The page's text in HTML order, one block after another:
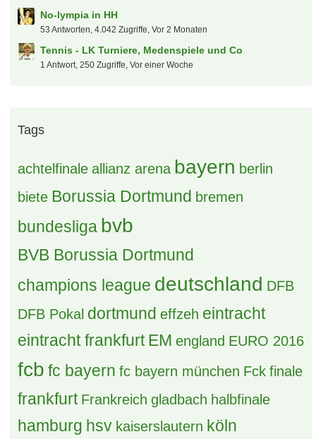
No-lympia in HH
53 Antworten, 4.042 Zugriffe, Vor 2 Monaten
Tennis - LK Turniere, Medenspiele und Co
1 Antwort, 250 Zugriffe, Vor einer Woche
Tags
achtelfinale allianz arena bayern berlin
biete Borussia Dortmund bremen
bundesliga bvb
BVB Borussia Dortmund
champions league deutschland DFB
DFB Pokal dortmund effzeh eintracht
eintracht frankfurt EM england EURO 2016
fcb fc bayern fc bayern münchen Fck finale
frankfurt Frankreich gladbach halbfinale
hamburg hsv kaiserslautern köln